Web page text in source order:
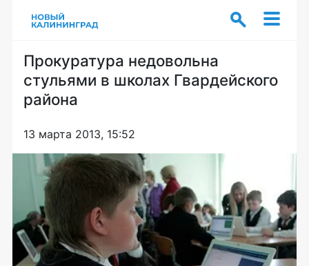
Прокуратура недовольна
стульями в школах Гвардейского
района
13 марта 2013, 15:52